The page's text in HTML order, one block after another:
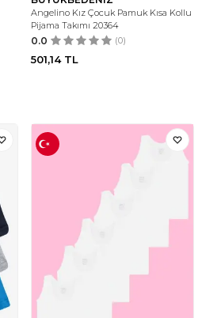
Angelino Kız Çocuk Pamuk Kısa Kollu
Pijama Takımı 20364
0.0 (0)
501,14TL